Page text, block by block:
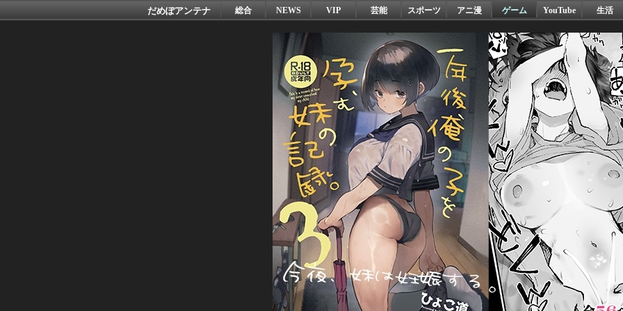
だめぽアンテナ 総合 NEWS VIP 芸能 スポーツ アニ漫 ゲーム YouTube 生活